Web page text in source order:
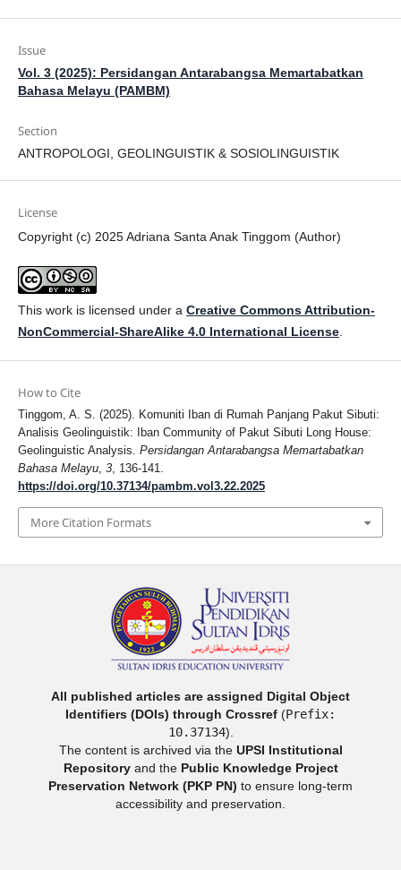
Issue
Vol. 3 (2025): Persidangan Antarabangsa Memartabatkan
Bahasa Melayu (PAMBM)
Section
ANTROPOLOGI, GEOLINGUISTIK & SOSIOLINGUISTIK
License
Copyright (c) 2025 Adriana Santa Anak Tinggom (Author)
This work is licensed under a Creative Commons Attribution-
NonCommercial-ShareAlike 4.0 International License.
How to Cite
Tinggom, A. S. (2025). Komuniti Iban di Rumah Panjang Pakut Sibuti:
Analisis Geolinguistik: Iban Community of Pakut Sibuti Long House:
Geolinguistic Analysis. Persidangan Antarabangsa Memartabatkan
Bahasa Melayu, 3, 136-141.
https://doi.org/10.37134/pambm.vol3.22.2025
More Citation Formats
All published articles are assigned Digital Object
Identifiers (DOIs) through Crossref (Prefix:
10.37134).
The content is archived via the UPSI Institutional
Repositoryand the Public Knowledge Project
Preservation Network (PKP PN) to ensure long-term
accessibility and preservation.